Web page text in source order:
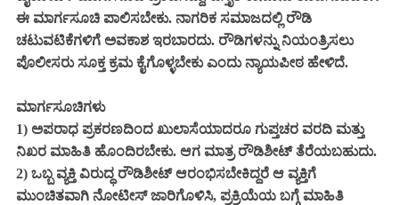
ಈ ಮಾರ್ಗಸೂಚಿ ಪಾಲಿಸಬೇಕು. ನಾಗರಿಕ ಸಮಾಜದಲ್ಲಿ ರೌಡಿ
ಚಟುವಟಿಕೆಗಳಿಗೆ ಅವಕಾಶ ಇರಬಾರದು. ರೌಡಿಗಳನ್ನು ನಿಯಂತ್ರಿಸಲು
ಪೊಲೀಸರು ಸೂಕ್ತ ಕ್ರಮ ಕೈಗೊಳ್ಳಬೇಕು ಎಂದು ನ್ಯಾಯಪೀಠ ಹೇಳಿದೆ.
ಮಾರ್ಗಸೂಚಿಗಳು
1) ಅಪರಾಧ ಪ್ರಕರಣದಿಂದ ಖುಲಾಸೆಯಾದರೂ ಗುಪ್ತಚರ ವರದಿ ಮತ್ತು
ನಿಖರ ಮಾಹಿತಿ ಹೊಂದಿರಬೇಕು. ಆಗ ಮಾತ್ರ ರೌಡಿಶೀಟ್ ತೆರೆಯಬಹುದು.
2) ಒಬ್ಬ ವ್ಯಕ್ತಿ ವಿರುದ್ಧ ರೌಡಿಶೀಟ್ ಆರಂಭಿಸಬೇಕಿದ್ದರೆ ಆ ವ್ಯಕ್ತಿಗೆ
ಮುಂಚಿತವಾಗಿ ನೋಟೀಸ್ ಜಾರಿಗೊಳಿಸಿ, ಪ್ರಕ್ರಿಯೆಯ ಬಗ್ಗೆ ಮಾಹಿತಿ